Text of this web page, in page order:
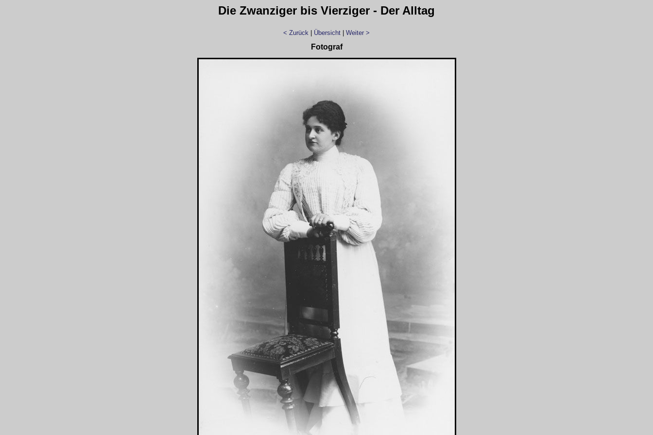
Die Zwanziger bis Vierziger - Der Alltag
< Zurück Übersicht Weiter >
Fotograf